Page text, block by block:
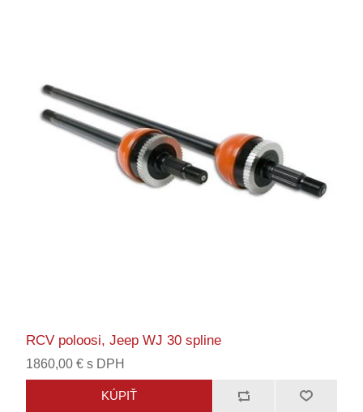
RCV poloosi, Jeep WJ 30 spline
1860,00 € s DPH